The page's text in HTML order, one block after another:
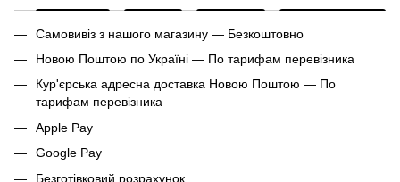
Самовивіз з нашого магазину — Безкоштовно
Новою Поштою по Україні — По тарифам перевізника
Кур'єрська адресна доставка Новою Поштою — По
тарифам перевізника
Apple Pay
Google Pay
Безготівковий розрахунок